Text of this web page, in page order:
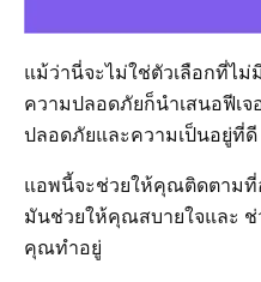
แม้ว่านี่จะไม่ใช่ตัวเลือกที่ไม่
ความปลอดภัยก็นำเสนอฟีเ
ปลอดภัยและความเป็นอยู่ที่ดี
แอพนี้จะช่วยให้คุณติดตามที่
มันช่วยให้คุณสบายใจและ
คุณทำอยู่